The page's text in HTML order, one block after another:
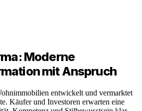
Moderne
mit Anspruch
entwickelt und vermarktet
Käufer und Investoren erwarten eine